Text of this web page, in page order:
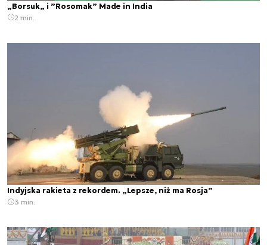
„Borsuk„ i ”Rosomak” Made in India
2 min.
Indyjska rakieta z rekordem. „Lepsze, niż ma Rosja”
3 min.